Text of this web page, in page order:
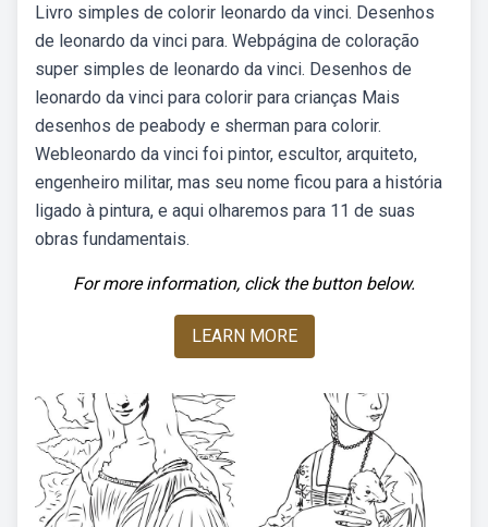
Livro simples de colorir leonardo da vinci. Desenhos
de leonardo da vinci para. Webpágina de coloração
super simples de leonardo da vinci. Desenhos de
leonardo da vinci para colorir para crianças Mais
desenhos de peabody e sherman para colorir.
Webleonardo da vinci foi pintor, escultor, arquiteto,
engenheiro militar, mas seu nome ficou para a história
ligado à pintura, e aqui olharemos para 11 de suas
obras fundamentais.
For more information, click the button below.
LEARN MORE